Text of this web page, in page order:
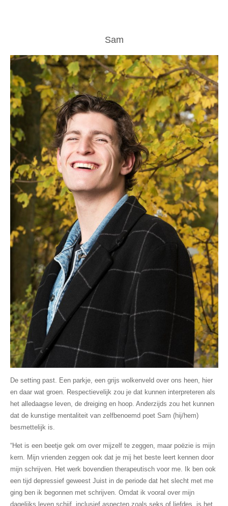
Sam
De setting past. Een parkje, een grijs wolkenveld over ons heen, hier
en daar wat groen. Respectievelijk zou je dat kunnen interpreteren als
het alledaagse leven, de dreiging en hoop. Anderzijds zou het kunnen
dat de kunstige mentaliteit van zelfbenoemd poet Sam (hij/hem)
besmettelijk is.
“Het is een beetje gek om over mijzelf te zeggen, maar poëzie is mijn
kern. Mijn vrienden zeggen ook dat je mij het beste leert kennen door
mijn schrijven. Het werk bovendien therapeutisch voor me. Ik ben ook
een tijd depressief geweest Juist in de periode dat het slecht met me
ging ben ik begonnen met schrijven. Omdat ik vooral over mijn
dagelijks leven schijf, inclusief aspecten zoals seks of liefdes, is het